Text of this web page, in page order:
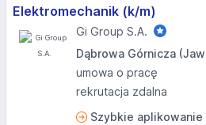
Elektromechanik (k/m)
Gi Group S.A.
Dąbrowa Górnicza
umowa o pracę
rekrutacja zdalna
Szybkie aplikowanie